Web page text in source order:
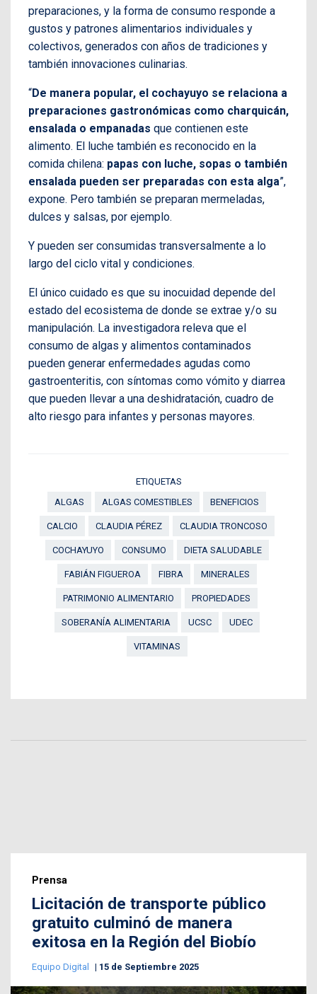
preparaciones, y la forma de consumo responde a
gustos y patrones alimentarios individuales y
colectivos, generados con años de tradiciones y
también innovaciones culinarias.
“De manera popular, el cochayuyo se relaciona a
preparaciones gastronómicas como charquicán,
ensalada o empanadas que contienen este
alimento. El luche también es reconocido en la
comida chilena: papas con luche, sopas o también
ensalada pueden ser preparadas con esta alga”,
expone. Pero también se preparan mermeladas,
dulces y salsas, por ejemplo.
Y pueden ser consumidas transversalmente a lo
largo del ciclo vital y condiciones.
El único cuidado es que su inocuidad depende del
estado del ecosistema de donde se extrae y/o su
manipulación. La investigadora releva que el
consumo de algas y alimentos contaminados
pueden generar enfermedades agudas como
gastroenteritis, con síntomas como vómito y diarrea
que pueden llevar a una deshidratación, cuadro de
alto riesgo para infantes y personas mayores.
ETIQUETAS
ALGAS
ALGAS COMESTIBLES BENEFICIOS
CALCIO CLAUDIA PÉREZ CLAUDIA TRONCOSO
COCHAYUYO CONSUMO DIETA SALUDABLE
FABIÁN FIGUEROA FIBRA MINERALES
PATRIMONIO ALIMENTARIO PROPIEDADES
SOBERANÍA ALIMENTARIA UCSC UDEC
VITAMINAS
Prensa
Licitación de transporte público
gratuito culminó de manera
exitosa en la Región del Biobío
Equipo Digital 15 de Septiembre 2025